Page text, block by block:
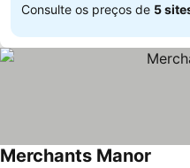
Consulte os preços de 5
Merchants Manor